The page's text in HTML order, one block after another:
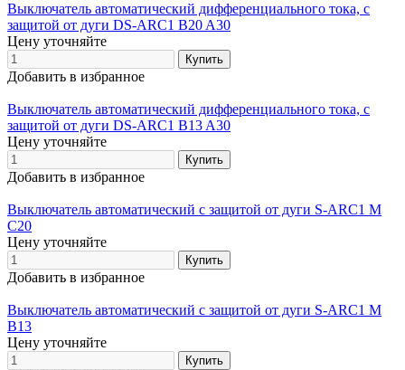
Выключатель автоматический дифференциального тока, с
защитой от дуги DS-ARC1 B20 A30
Цену уточняйте
Добавить в избранное
Выключатель автоматический дифференциального тока, с
защитой от дуги DS-ARC1 B13 A30
Цену уточняйте
Добавить в избранное
Выключатель автоматический с защитой от дуги S-ARC1 M
C20
Цену уточняйте
Добавить в избранное
Выключатель автоматический с защитой от дуги S-ARC1 M
B13
Цену уточняйте